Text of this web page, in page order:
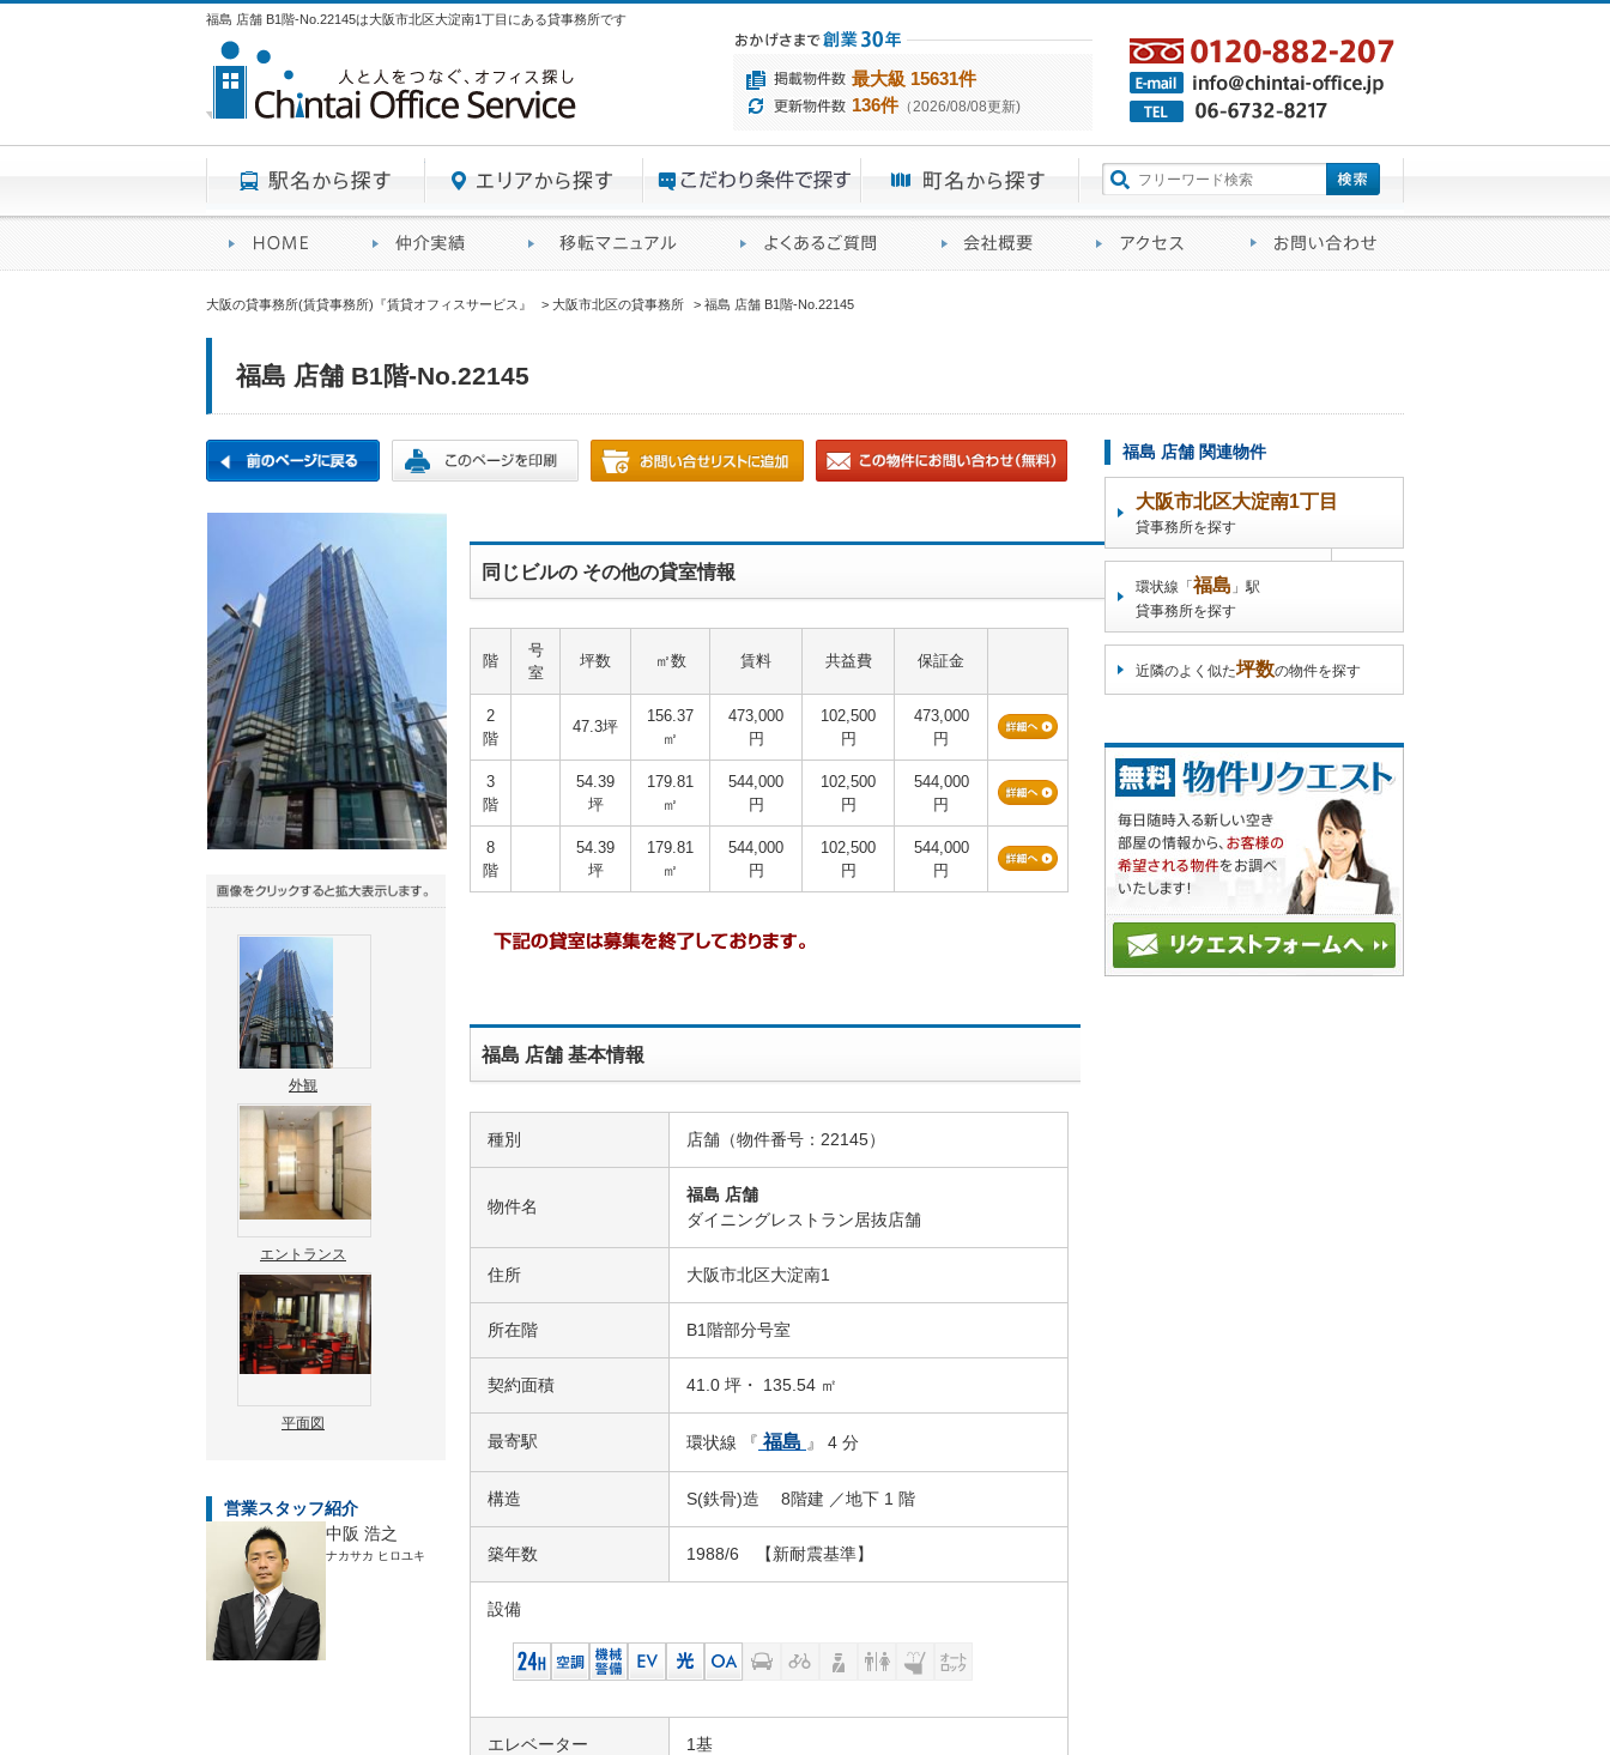
福島 店舗 B1階-No.22145は大阪市北区大淀南1丁目にある貸事務所です
最大級 15631件
136件（2026/08/08更新)
大阪の貸事務所(賃貸事務所)『賃貸オフィスサービス』 大阪市北区の貸事務所 福島 店舗 B1階-No.22145
福島 店舗 B1階-No.22145
外観
エントランス
平面図
営業スタッフ紹介
中阪 浩之
ナカサカ ヒロユキ
同じビルの その他の貸室情報
階
号
室
坪数 ㎡数 賃料 共益費 保証金
2
階
47.3坪
156.37
㎡
473,000
円
102,500
円
473,000
円
3
階
54.39
坪
179.81
㎡
544,000
円
102,500
円
544,000
円
8
階
54.39
坪
179.81
㎡
544,000
円
102,500
円
544,000
円
福島 店舗 基本情報
種別 店舗（物件番号：22145）
物件名
福島 店舗
ダイニングレストラン居抜店舗
住所 大阪市北区大淀南1
所在階 B1階部分号室
契約面積 41.0 坪・ 135.54 ㎡
最寄駅 環状線 『 福島 』 4 分
構造 S(鉄骨)造 8階建 ／地下 1 階
築年数 1988/6 【新耐震基準】
設備
エレベーター 1基
福島 店舗 関連物件
大阪市北区大淀南1丁目
貸事務所を探す
環状線「福島 」駅
貸事務所を探す
近隣のよく似た坪数の物件を探す